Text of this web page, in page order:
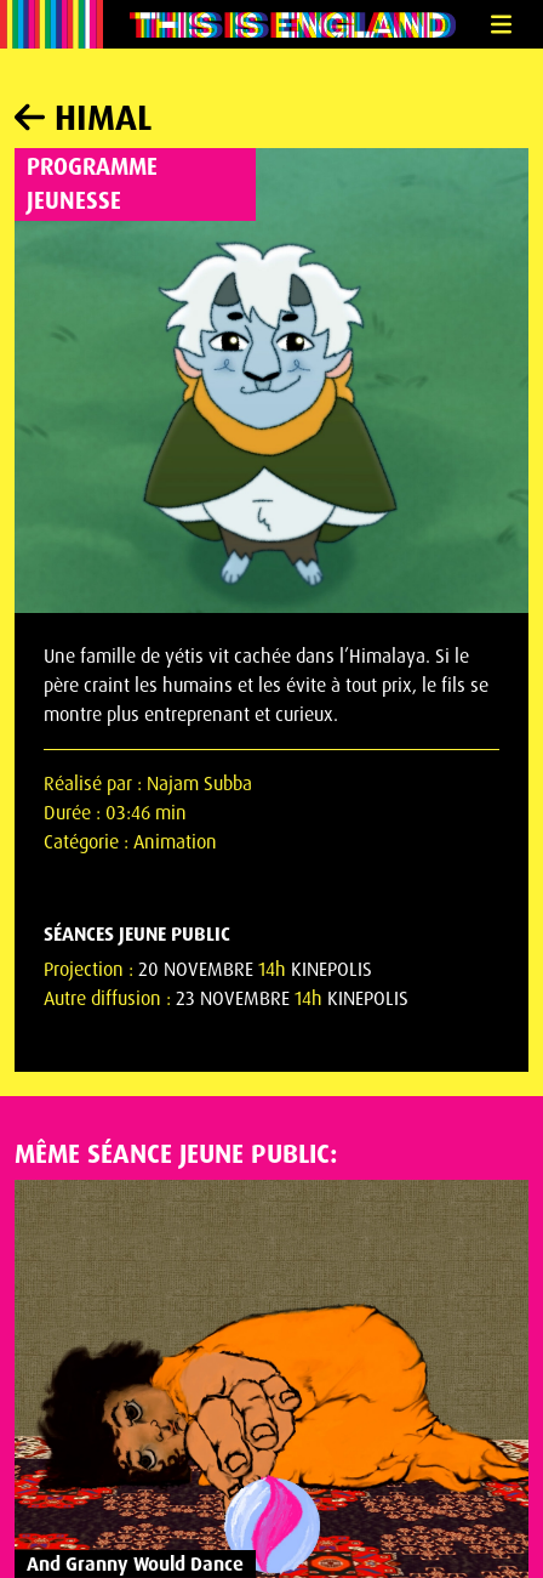
HIMAL
PROGRAMME
JEUNESSE
Une famille de yétis vit cachée dans l’Himalaya. Si le
père craint les humains et les évite à tout prix, le fils se
montre plus entreprenant et curieux.
Réalisé par : Najam Subba
Durée : 03:46 min
Catégorie : Animation
SÉANCES JEUNE PUBLIC
Projection : 20 NOVEMBRE14h KINEPOLIS
Autre diffusion : 23 NOVEMBRE14h KINEPOLIS
MÊME SÉANCE JEUNE PUBLIC:
And Granny Would Dance